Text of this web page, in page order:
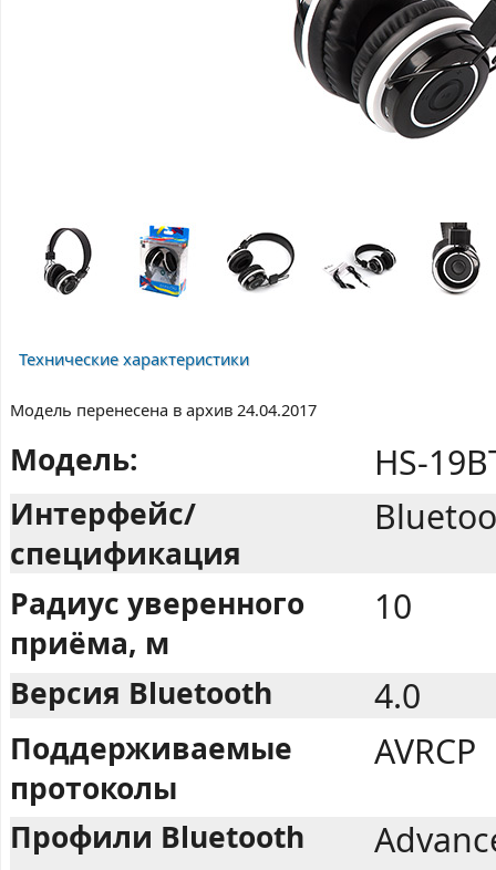
Технические характеристики
Модель перенесена в архив 24.04.2017
Модель: HS-
Интерфейс/
спецификация
Радиус уверенного
приёма, м
10
Версия Bluetooth 4.0
Поддерживаемые
протоколы
AVRCP
Профили Bluetooth